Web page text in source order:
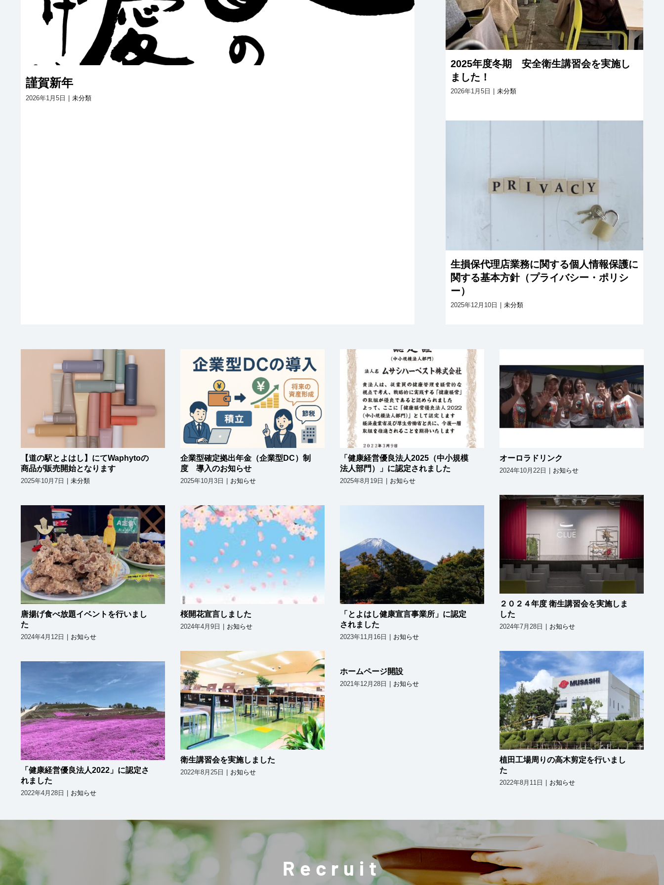
謹賀新年
2026年1月5日 | 未分類
2025年度冬期 安全衛生講習会を実施し
ました！
2026年1月5日 未分類
生損保代理店業務に関する個人情報保
護に関する基本方針（プライバシー・
生損保代理店業務に関する個人情報保護に
関する基本方針（プライバシー・ポリシ
ー）
2025年12月10日 未分類
【道の駅とよはし】にて
Waphytoの商品が販売開始
となります
【道の駅とよはし】にてWaphytoの
商品が販売開始となります
2025年10月7日 未分類
企業型確定拠出年金（企業
型DC）制度 導入のお知
らせ
企業型確定拠出年金（企業型DC）制
度 導入のお知らせ
2025年10月3日 お知らせ
「健康経営優良法人
2025（中小規模法人部
門）」に認定されました
「健康経営優良法人2025（中小規模
法人部門）」に認定されました
2025年8月19日 お知らせ
オーロラドリンク
オーロラドリンク
2024年10月22日 お知らせ
２０２４年度 衛生講習会
を実施しました
２０２４年度 衛生講習会を実施しま
した
2024年7月28日 お知らせ
唐揚げ食べ放題イベントを
行いました
唐揚げ食べ放題イベントを行いまし
た
2024年4月12日 お知らせ
桜開花宣言しました
桜開花宣言しました
2024年4月9日 お知らせ
「とよはし健康宣言事業
所」に認定されました
「とよはし健康宣言事業所」に認定
されました
2023年11月16日 お知らせ
衛生講習会を実施しました
衛生講習会を実施しました
2022年8月25日 お知らせ
植田工場周りの高木剪定を
行いました
植田工場周りの高木剪定を行いまし
た
2022年8月11日 お知らせ
「健康経営優良法人
2022」に認定されました
「健康経営優良法人2022」に認定さ
れました
2022年4月28日 お知らせ
ホームページ開設
2021年12月28日 お知らせ
Recruit